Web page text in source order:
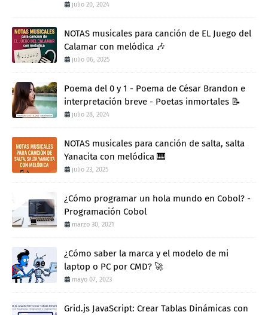
julio 20, 2024
NOTAS musicales para canción de EL Juego del
Calamar con melódica 🎶
julio 06, 2025
Poema del 0 y 1 - Poema de César Brandon e
interpretación breve - Poetas inmortales 📝
julio 28, 2024
NOTAS musicales para canción de salta, salta
Yanacita con melódica 🎹
julio 23, 2025
¿Cómo programar un hola mundo en Cobol? -
Programación Cobol
marzo 30, 2021
¿Cómo saber la marca y el modelo de mi
laptop o PC por CMD? 🚀
mayo 07, 2023
Grid.js JavaScript: Crear Tablas Dinámicas con